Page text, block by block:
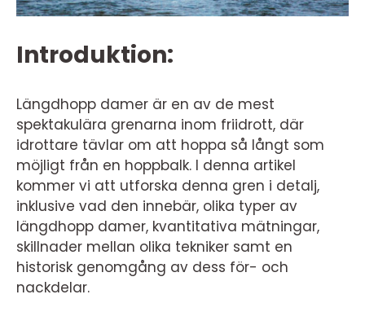
Introduktion:
Längdhopp damer är en av de mest
spektakulära grenarna inom friidrott, där
idrottare tävlar om att hoppa så långt som
möjligt från en hoppbalk. I denna artikel
kommer vi att utforska denna gren i detalj,
inklusive vad den innebär, olika typer av
längdhopp damer, kvantitativa mätningar,
skillnader mellan olika tekniker samt en
historisk genomgång av dess för- och
nackdelar.